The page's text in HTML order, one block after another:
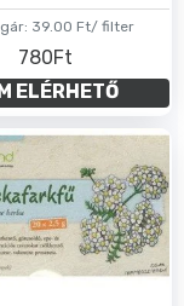
39.00 Ft/ filter
780Ft
ELÉRHETŐ